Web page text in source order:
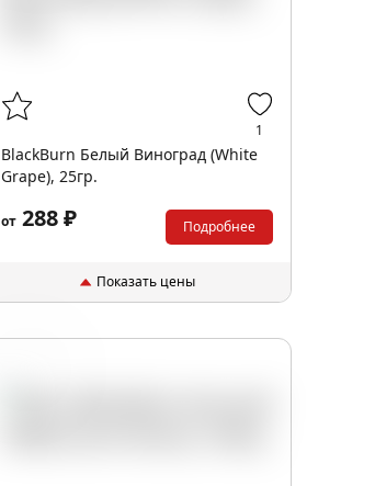
1
BlackBurn Белый Виноград (White
Grape), 25гр.
от288 ₽ Подробнее
Показать цены